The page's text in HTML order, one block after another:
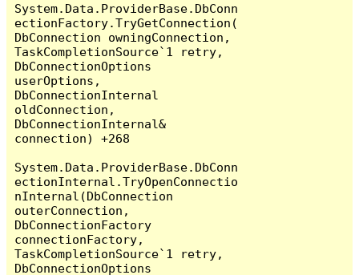
System.Data.ProviderBase.DbConn
ectionFactory.TryGetConnection(
DbConnection owningConnection,
TaskCompletionSource`1 retry,
DbConnectionOptions
userOptions,
DbConnectionInternal
oldConnection,
DbConnectionInternal&
connection) +268
System.Data.ProviderBase.DbConn
ectionInternal.TryOpenConnectio
nInternal(DbConnection
outerConnection,
DbConnectionFactory
connectionFactory,
TaskCompletionSource`1 retry,
DbConnectionOptions